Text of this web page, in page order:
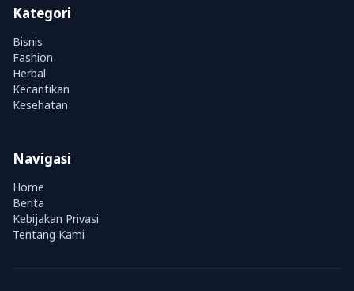
Kategori
Bisnis
Fashion
Herbal
Kecantikan
Kesehatan
Navigasi
Home
Berita
Kebijakan Privasi
Tentang Kami